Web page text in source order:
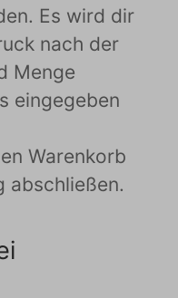
Es wird dir
nach der
Menge
eingegeben
Warenkorb
abschließen.